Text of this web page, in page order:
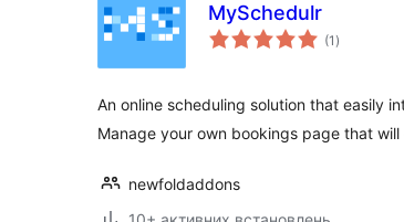
MySchedulr
(1 загальний
рейтинг
)
An online scheduling solution that easily
Manage your own bookings page that
newfoldaddons